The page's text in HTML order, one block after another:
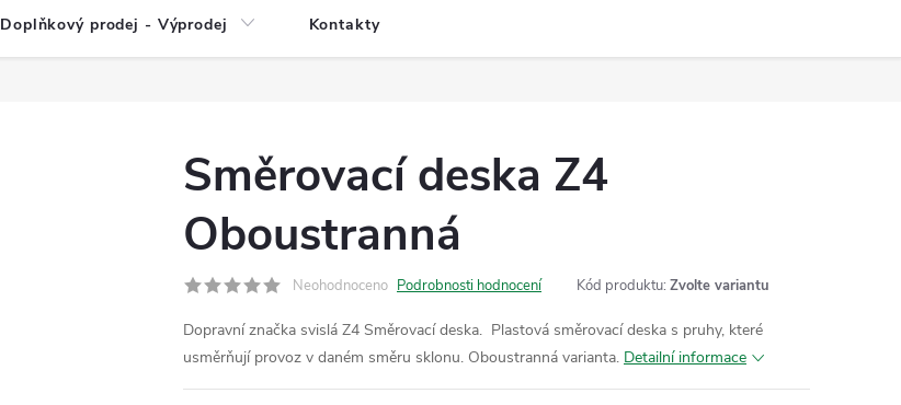
Doplňkový prodej - Výprodej Kontakty
Směrovací deska Z4
Oboustranná
Neohodnoceno Podrobnosti hodnocení Kód produktu: Zvolte variantu
Dopravní značka svislá Z4 Směrovací deska. Plastová směrovací deska s pruhy, které
usměrňují provoz v daném směru sklonu. Oboustranná varianta. Detailní informace